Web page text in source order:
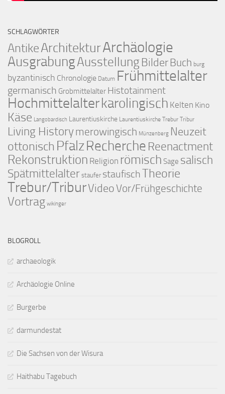
SCHLAGWÖRTER
AntikeArchitekturArchäologie
AusgrabungAusstellungBilder Buch burg
byzantinisch Chronologie Datum Frühmittelalter
germanisch Grobmittelalter Histotainment
Hochmittelalterkarolingisch Kelten Kino
Käse Langobardisch Laurentiuskirche Laurentiuskirche Trebur Tribur
Living Historymerowingisch Münzenberg Neuzeit
ottonisch PfalzRecherche Reenactment
Rekonstruktion Religion römisch Sage salisch
Spätmittelalter staufer staufischTheorie
Trebur/TriburVideoVor/Frühgeschichte
Vortrag wikinger
BLOGROLL
archaeologik
Archäologie Online
Burgerbe
darmundestat
Die Sachsen von der Wisura
Haithabu Tagebuch